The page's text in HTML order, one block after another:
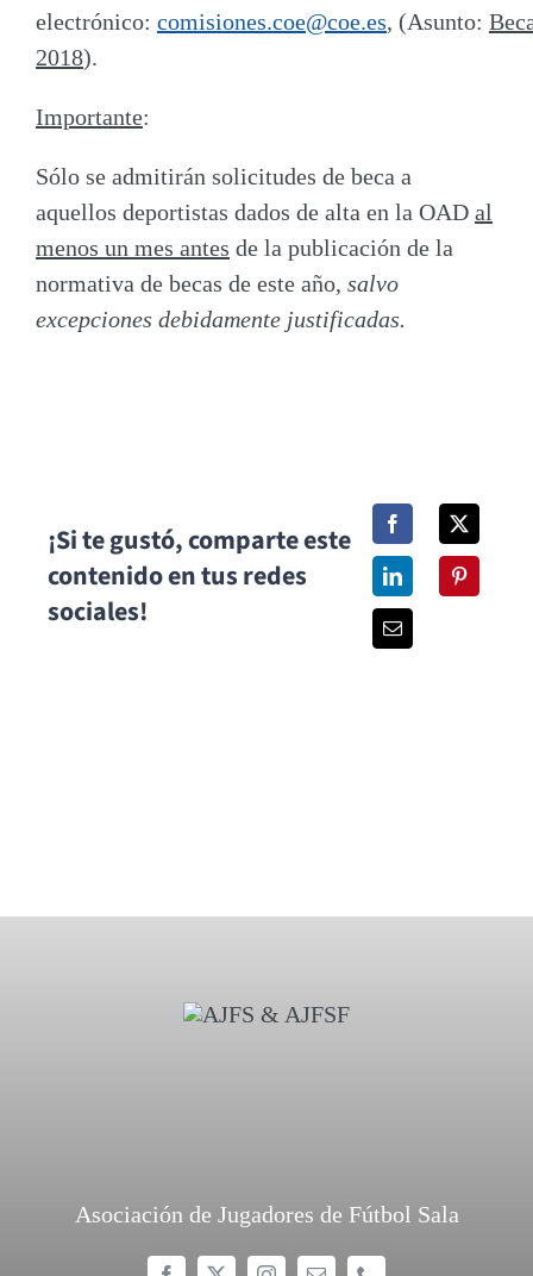
electrónico: comisiones.coe@coe.es, (Asunto:
2018).
Importante:
Sólo se admitirán solicitudes de beca a
aquellos deportistas dados de alta en la OAD al
menos un mes antes de la publicación de la
normativa de becas de este año, salvo
excepciones debidamente justificadas.
¡Si te gustó, comparte este
contenido en tus redes
sociales!
Asociación de Jugadores de Fútbol Sala